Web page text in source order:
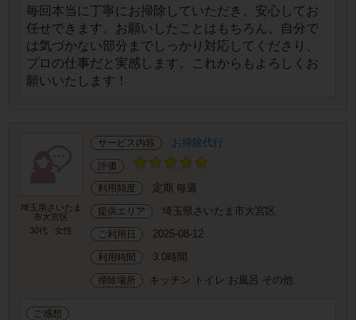
毎回本当に丁寧にお掃除していただき、安心してお
任せできます。お願いしたことはもちろん、自分で
は気づかない部分までしっかり対応してくださり、
プロの仕事だと実感します。これからもよろしくお
願いいたします！
埼玉県さいたま
市大宮区
30代
女性
サービス内容 お掃除代行
評価
利用頻度 定期 毎週
提供エリア 埼玉県さいたま市大宮区
ご利用日 2025-08-12
利用時間 3.0時間
掃除場所 キッチン トイレ お風呂 その他
ご感想